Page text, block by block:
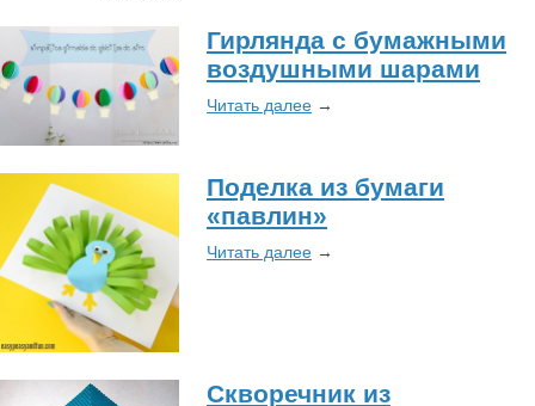
Гирлянда с бумажными
воздушными шарами
Читать далее →
Поделка из бумаги
«павлин»
Читать далее →
Скворечник из